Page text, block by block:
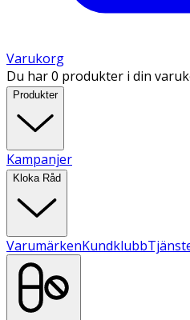
Varukorg
Du har 0 produkter i din
Produkter
Kampanjer
Kloka Råd
VarumärkenKundklubb